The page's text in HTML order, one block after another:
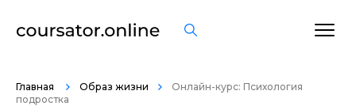
Главная Образ жизни
Онлайн-курс: Психология
подростка